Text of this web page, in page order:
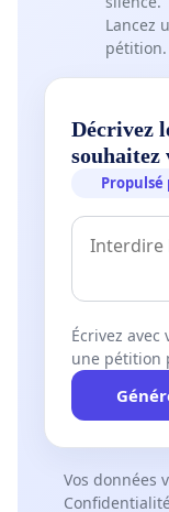
Lancez
pétition.
Décrivez
souhaitez
Propulsé
Écrivez avec
une pétition
Vos données